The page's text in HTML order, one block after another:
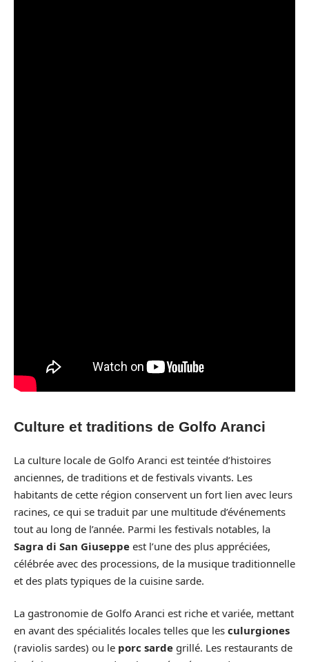
Culture et traditions de Golfo Aranci
La culture locale de Golfo Aranci est teintée d’histoires
anciennes, de traditions et de festivals vivants. Les
habitants de cette région conservent un fort lien avec leurs
racines, ce qui se traduit par une multitude d’événements
tout au long de l’année. Parmi les festivals notables, la
Sagra di San Giuseppe est l’une des plus appréciées,
célébrée avec des processions, de la musique traditionnelle
et des plats typiques de la cuisine sarde.
La gastronomie de Golfo Aranci est riche et variée, mettant
en avant des spécialités locales telles que les culurgiones
(raviolis sardes) ou le porc sarde grillé. Les restaurants de